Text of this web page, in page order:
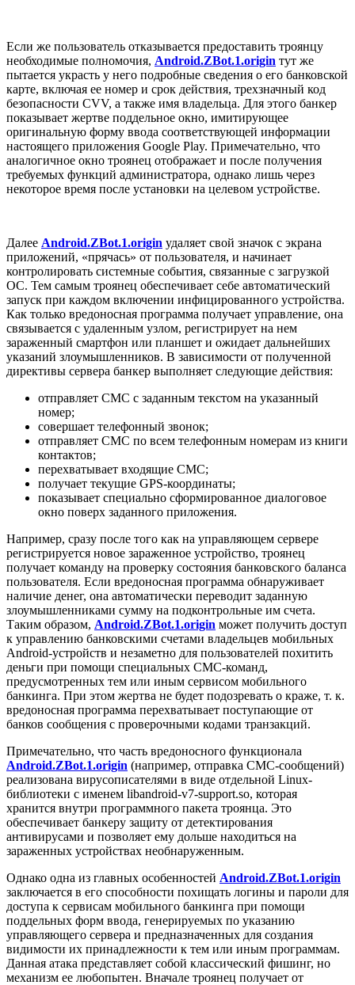
Если же пользователь отказывается предоставить троянцу
необходимые полномочия, Android.ZBot.1.origin тут же
пытается украсть у него подробные сведения о его банковской
карте, включая ее номер и срок действия, трехзначный код
безопасности CVV, а также имя владельца. Для этого банкер
показывает жертве поддельное окно, имитирующее
оригинальную форму ввода соответствующей информации
настоящего приложения Google Play. Примечательно, что
аналогичное окно троянец отображает и после получения
требуемых функций администратора, однако лишь через
некоторое время после установки на целевом устройстве.
Далее Android.ZBot.1.origin удаляет свой значок с экрана
приложений, «прячась» от пользователя, и начинает
контролировать системные события, связанные с загрузкой
ОС. Тем самым троянец обеспечивает себе автоматический
запуск при каждом включении инфицированного устройства.
Как только вредоносная программа получает управление, она
связывается с удаленным узлом, регистрирует на нем
зараженный смартфон или планшет и ожидает дальнейших
указаний злоумышленников. В зависимости от полученной
директивы сервера банкер выполняет следующие действия:
отправляет СМС с заданным текстом на указанный
номер;
совершает телефонный звонок;
отправляет СМС по всем телефонным номерам из книги
контактов;
перехватывает входящие СМС;
получает текущие GPS-координаты;
показывает специально сформированное диалоговое
окно поверх заданного приложения.
Например, сразу после того как на управляющем сервере
регистрируется новое зараженное устройство, троянец
получает команду на проверку состояния банковского баланса
пользователя. Если вредоносная программа обнаруживает
наличие денег, она автоматически переводит заданную
злоумышленниками сумму на подконтрольные им счета.
Таким образом, Android.ZBot.1.origin может получить доступ
к управлению банковскими счетами владельцев мобильных
Android-устройств и незаметно для пользователей похитить
деньги при помощи специальных СМС-команд,
предусмотренных тем или иным сервисом мобильного
банкинга. При этом жертва не будет подозревать о краже, т. к.
вредоносная программа перехватывает поступающие от
банков сообщения с проверочными кодами транзакций.
Примечательно, что часть вредоносного функционала
Android.ZBot.1.origin (например, отправка СМС-сообщений)
реализована вирусописателями в виде отдельной Linux-
библиотеки c именем libandroid-v7-support.so, которая
хранится внутри программного пакета троянца. Это
обеспечивает банкеру защиту от детектирования
антивирусами и позволяет ему дольше находиться на
зараженных устройствах необнаруженным.
Однако одна из главных особенностей Android.ZBot.1.origin
заключается в его способности похищать логины и пароли для
доступа к сервисам мобильного банкинга при помощи
поддельных форм ввода, генерируемых по указанию
управляющего сервера и предназначенных для создания
видимости их принадлежности к тем или иным программам.
Данная атака представляет собой классический фишинг, но
механизм ее любопытен. Вначале троянец получает от